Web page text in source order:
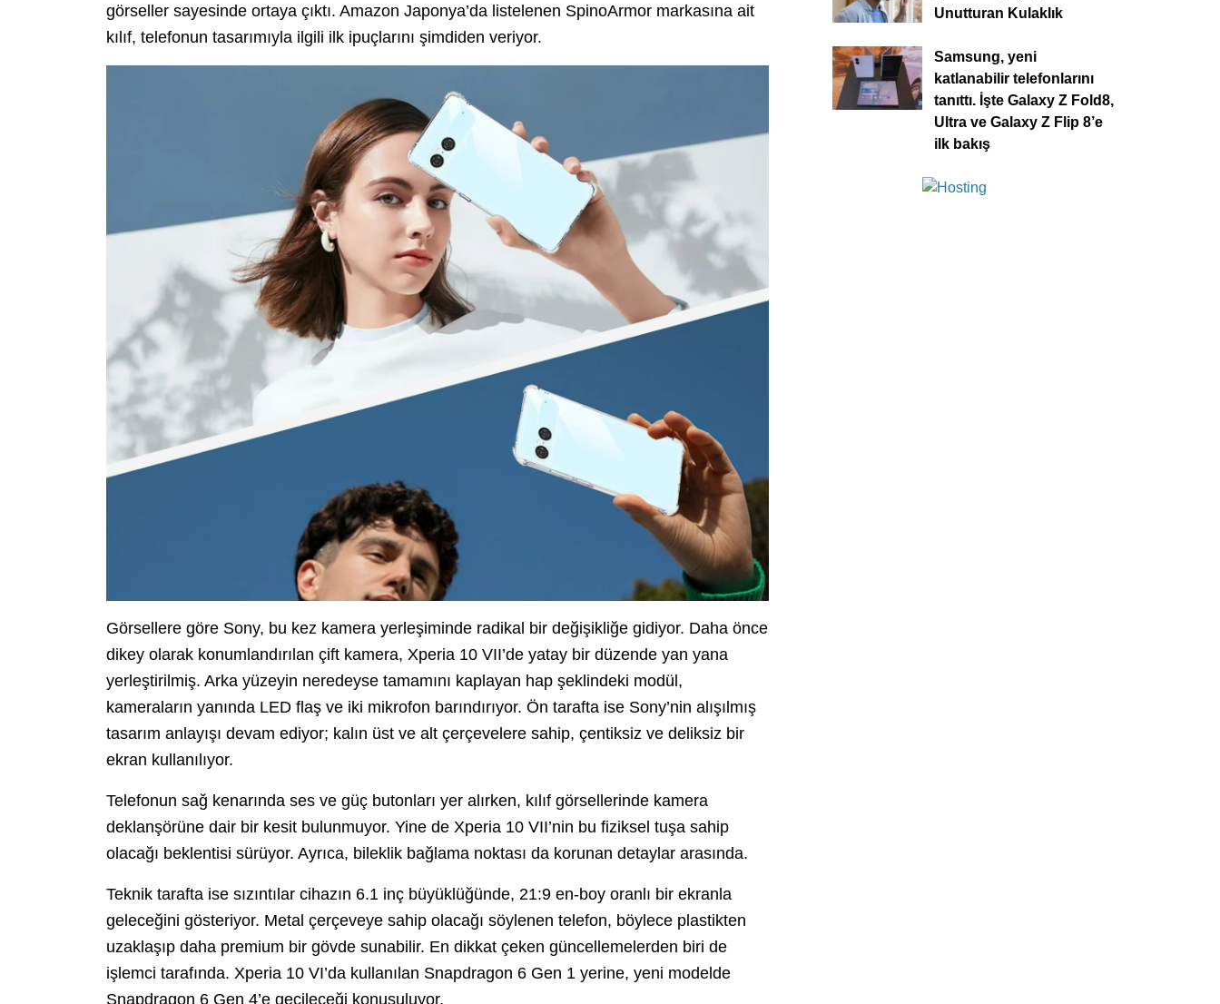
görseller sayesinde ortaya çıktı. Amazon Japonya’da listelenen SpinoArmor markasına ait
kılıf, telefonun tasarımıyla ilgili ilk ipuçlarını şimdiden veriyor.
Görsellere göre Sony, bu kez kamera yerleşiminde radikal bir değişikliğe gidiyor. Daha önce
dikey olarak konumlandırılan çift kamera, Xperia 10 VII’de yatay bir düzende yan yana
yerleştirilmiş. Arka yüzeyin neredeyse tamamını kaplayan hap şeklindeki modül,
kameraların yanında LED flaş ve iki mikrofon barındırıyor. Ön tarafta ise Sony’nin alışılmış
tasarım anlayışı devam ediyor; kalın üst ve alt çerçevelere sahip, çentiksiz ve deliksiz bir
ekran kullanılıyor.
Telefonun sağ kenarında ses ve güç butonları yer alırken, kılıf görsellerinde kamera
deklanşörüne dair bir kesit bulunmuyor. Yine de Xperia 10 VII’nin bu fiziksel tuşa sahip
olacağı beklentisi sürüyor. Ayrıca, bileklik bağlama noktası da korunan detaylar arasında.
Teknik tarafta ise sızıntılar cihazın 6.1 inç büyüklüğünde, 21:9 en-boy oranlı bir ekranla
geleceğini gösteriyor. Metal çerçeveye sahip olacağı söylenen telefon, böylece plastikten
uzaklaşıp daha premium bir gövde sunabilir. En dikkat çeken güncellemelerden biri de
işlemci tarafında. Xperia 10 VI’da kullanılan Snapdragon 6 Gen 1 yerine, yeni modelde
Snapdragon 6 Gen 4’e geçileceği konuşuluyor.
Unutturan Kulaklık
Samsung, yeni
katlanabilir telefonlarını
tanıttı. İşte Galaxy Z Fold8,
Ultra ve Galaxy Z Flip 8’e
ilk bakış